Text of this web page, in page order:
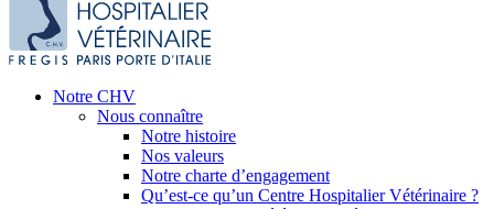
Notre CHV
Nous connaître
Notre histoire
Nos valeurs
Notre charte d’engagement
Qu’est-ce qu’un Centre Hospitalier Vétérinaire ?